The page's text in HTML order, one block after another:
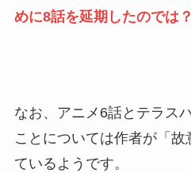
めに8話を延期したのでは？
なお、アニメ6話とテラス
ことについては作者が「故
ているようです。